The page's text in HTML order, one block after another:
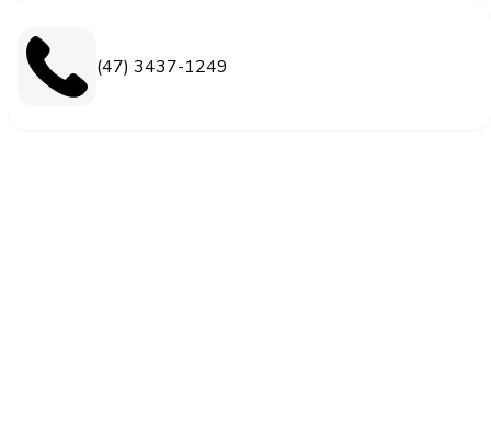
(47) 3437-1249